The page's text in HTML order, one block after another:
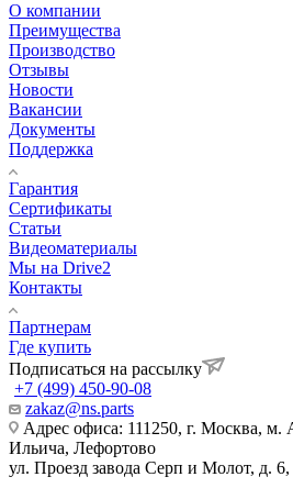
О компании
Преимущества
Производство
Отзывы
Новости
Вакансии
Документы
Поддержка
Гарантия
Сертификаты
Статьи
Видеоматериалы
Мы на Drive2
Контакты
Партнерам
Где купить
Подписаться на рассылку
+7 (499) 450-90-08
zakaz@ns.parts
Адрес офиса: 111250, г. Москва,
Ильича, Лефортово
ул. Проезд завода Серп и Молот, д. 6,